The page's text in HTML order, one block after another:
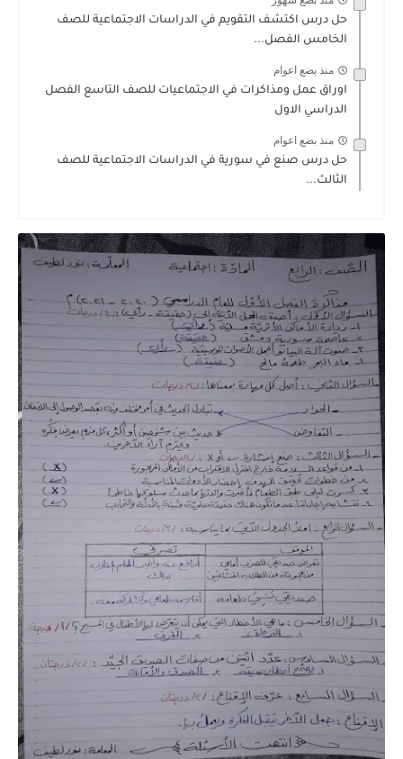
حل درس اكتشف التقويم في الدراسات الاجتماعية للصف
الخامس الفصل...
منذ بضع اعوام
اوراق عمل ومذاكرات في الاجتماعيات للصف التاسع الفصل
الدراسي الاول
منذ بضع اعوام
حل درس صنع في سورية في الدراسات الاجتماعية للصف
الثالث...